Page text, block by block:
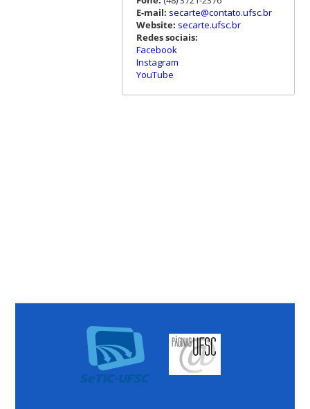
E-mail: secarte@contato.ufsc.br
Website: secarte.ufsc.br
Redes sociais:
Facebook
Instagram
YouTube